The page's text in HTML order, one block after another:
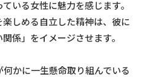
いる女性に魅力を感じます。
しめる自立した精神は、彼に
係」をイメージさせます。
かに一生懸命取り組んでいる